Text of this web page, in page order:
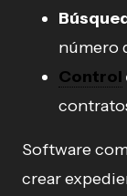
número
Control
Software
crear